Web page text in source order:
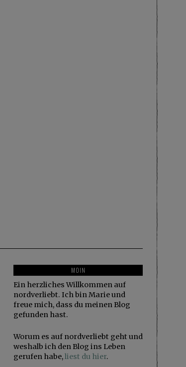
MOIN
Ein herzliches Willkommen auf
nordverliebt. Ich bin Marie und
freue mich, dass du meinen Blog
gefunden hast.
Worum es auf nordverliebt geht und
weshalb ich den Blog ins Leben
gerufen habe,liest du hier.